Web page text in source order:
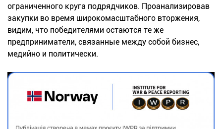
ограниченного круга подрядчиков. Проанализировав
закупки во время широкомасштабного вторжения,
видим, что победителями остаются те же
предприниматели, связанные между собой бизнес,
медийно и политически.